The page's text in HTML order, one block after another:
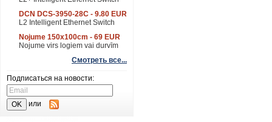
DCN DCS-3950-28C - 9.80 EUR
L2 Intelligent Ethernet Switch
Nojume 150x100cm - 69 EUR
Nojume virs logiem vai durvīm
Смотреть все...
Подписаться на новости:
или